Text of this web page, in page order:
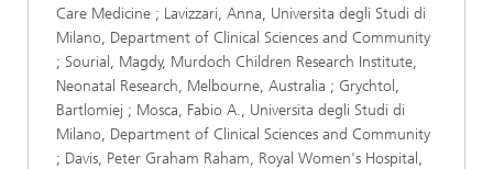
Care Medicine ; Lavizzari, Anna, Universita degli Studi di
Milano, Department of Clinical Sciences and Community
; Sourial, Magdy, Murdoch Children Research Institute,
Neonatal Research, Melbourne, Australia ; Grychtol,
Bartlomiej ; Mosca, Fabio A., Universita degli Studi di
Milano, Department of Clinical Sciences and Community
; Davis, Peter Graham Raham, Royal Women's Hospital,